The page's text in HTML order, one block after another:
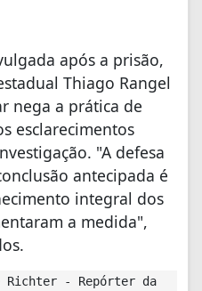
após a prisão,
Thiago Rangel
nega a prática de
esclarecimentos
"A defesa
antecipada é
integral dos
a medida",
Richter - Repórter da